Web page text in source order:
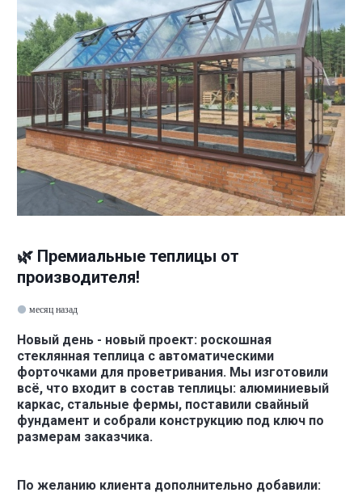
🌿 Премиальные теплицы от
производителя!
месяц назад
Новый день - новый проект: роскошная
стеклянная теплица с автоматическими
форточками для проветривания. Мы изготовили
всё, что входит в состав теплицы: алюминиевый
каркас, стальные фермы, поставили свайный
фундамент и собрали конструкцию под ключ по
размерам заказчика.
По желанию клиента дополнительно добавили: